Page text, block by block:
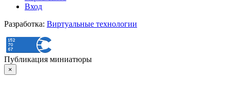
Вход
Разработка: Виртуальные технологии
Публикация миниатюры
×